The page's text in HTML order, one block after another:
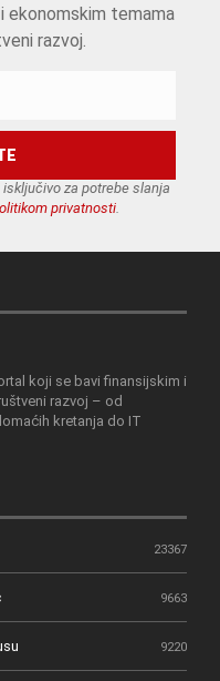
ekonomskim temama
razvoj.
za potrebe slanja
privatnosti.
koji se bavi finansijskim i
razvoj – od
kretanja do IT
23367
9663
9220